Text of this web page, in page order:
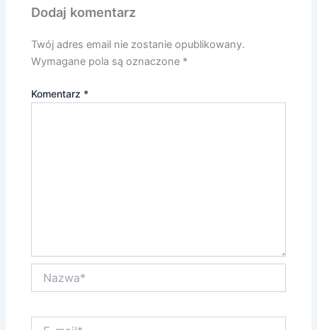
Dodaj komentarz
Twój adres email nie zostanie opublikowany.
Wymagane pola są oznaczone *
Komentarz *